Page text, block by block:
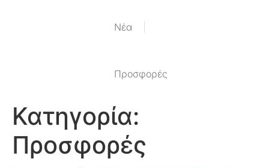
Nέα
Προσφορές
Κατηγορία:
Προσφορές